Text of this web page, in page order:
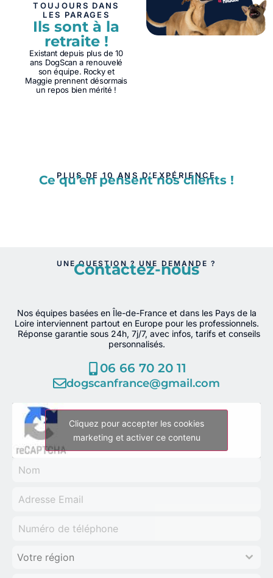
TOUJOURS DANS
LES PARAGES
Ils sont à la
retraite !
Existant depuis plus de 10
ans DogScan a renouvelé
son équipe. Rocky et
Maggie prennent désormais
un repos bien mérité !
PLUS DE 10 ANS D’EXPÉRIENCE
Ce qu’en pensent nos clients !
UNE QUESTION ? UNE DEMANDE ?
Contactez-nous
Nos équipes basées en Île-de-France et dans les Pays de la
Loire interviennent partout en Europe pour les professionnels.
Réponse garantie sous 24h, 7j/7, avec infos, tarifs et conseils
personnalisés.
06 66 70 20 11
dogscanfrance@gmail.com
Cliquez pour accepter les cookies
marketing et activer ce contenu
Votre région